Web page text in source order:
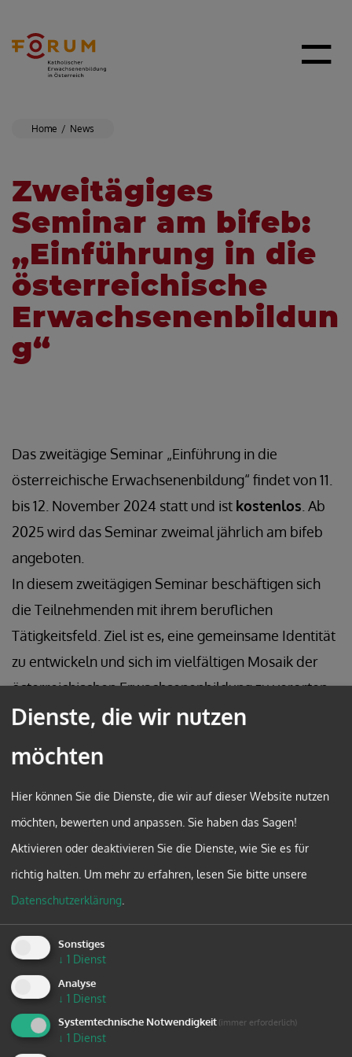
Home News
Zweitägiges
Seminar am bifeb:
„Einführung in die
österreichische
Erwachsenenbildun
g“
Das zweitägige Seminar „Einführung in die
österreichische Erwachsenenbildung“ findet von 11.
bis 12. November 2024 statt und ist kostenlos . Ab
2025 wird das Seminar zweimal jährlich am bifeb
angeboten.
In diesem zweitägigen Seminar beschäftigen sich
die Teilnehmenden mit ihrem beruflichen
Tätigkeitsfeld. Ziel ist es, eine gemeinsame Identität
zu entwickeln und sich im vielfältigen Mosaik der
österreichischen Erwachsenenbildung zu verorten.
Der intensive Austausch soll dazu anregen, ein
Berufsfeld zu entwickeln.
Es richtet sich an Mitarbeitende von
Erwachsenenbildungseinrichtungen (pädagogisches
und administratives Personal, Mitarbeitende in
Küche, IT, Beherbergung oder Garten etc.).
Besonders angesprochen sind jene, die erst kurz
hier arbeiten und mehr über die österreichische
Erwachsenenbildung erfahren möchten.
Veranstalter ist das Bundesinstitut für
Erwachsenenbildung.
Termin:11. und 12. November 2024
Referent:
Dienste, die wir nutzen
möchten
Hier können Sie die Dienste, die wir auf dieser Website nutzen
möchten, bewerten und anpassen. Sie haben das Sagen!
Aktivieren oder deaktivieren Sie die Dienste, wie Sie es für
richtig halten. Um mehr zu erfahren, lesen Sie bitte unsere
Datenschutzerklärung
Sonstiges
↓ 1 Dienst
Analyse
↓ 1 Dienst
Systemtechnische Notwendigkeit (immer erforderlich)
↓ 1 Dienst